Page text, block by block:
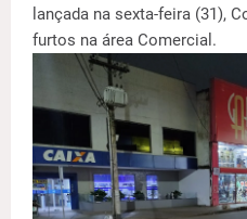
lançada na sexta-feira (31),
furtos na área Comercial.